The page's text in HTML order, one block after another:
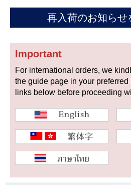
商品の状態か
新品
中古品
WEB限定品
複数条件で商品を
詳細検索はこ
再入荷のお知らせ
Important
For international orders, we
the guide page in your
links below before proceeding